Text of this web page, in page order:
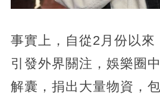
事實上，自從2月份以來
引發外界關注，娛樂圈
解囊，捐出大量物資，